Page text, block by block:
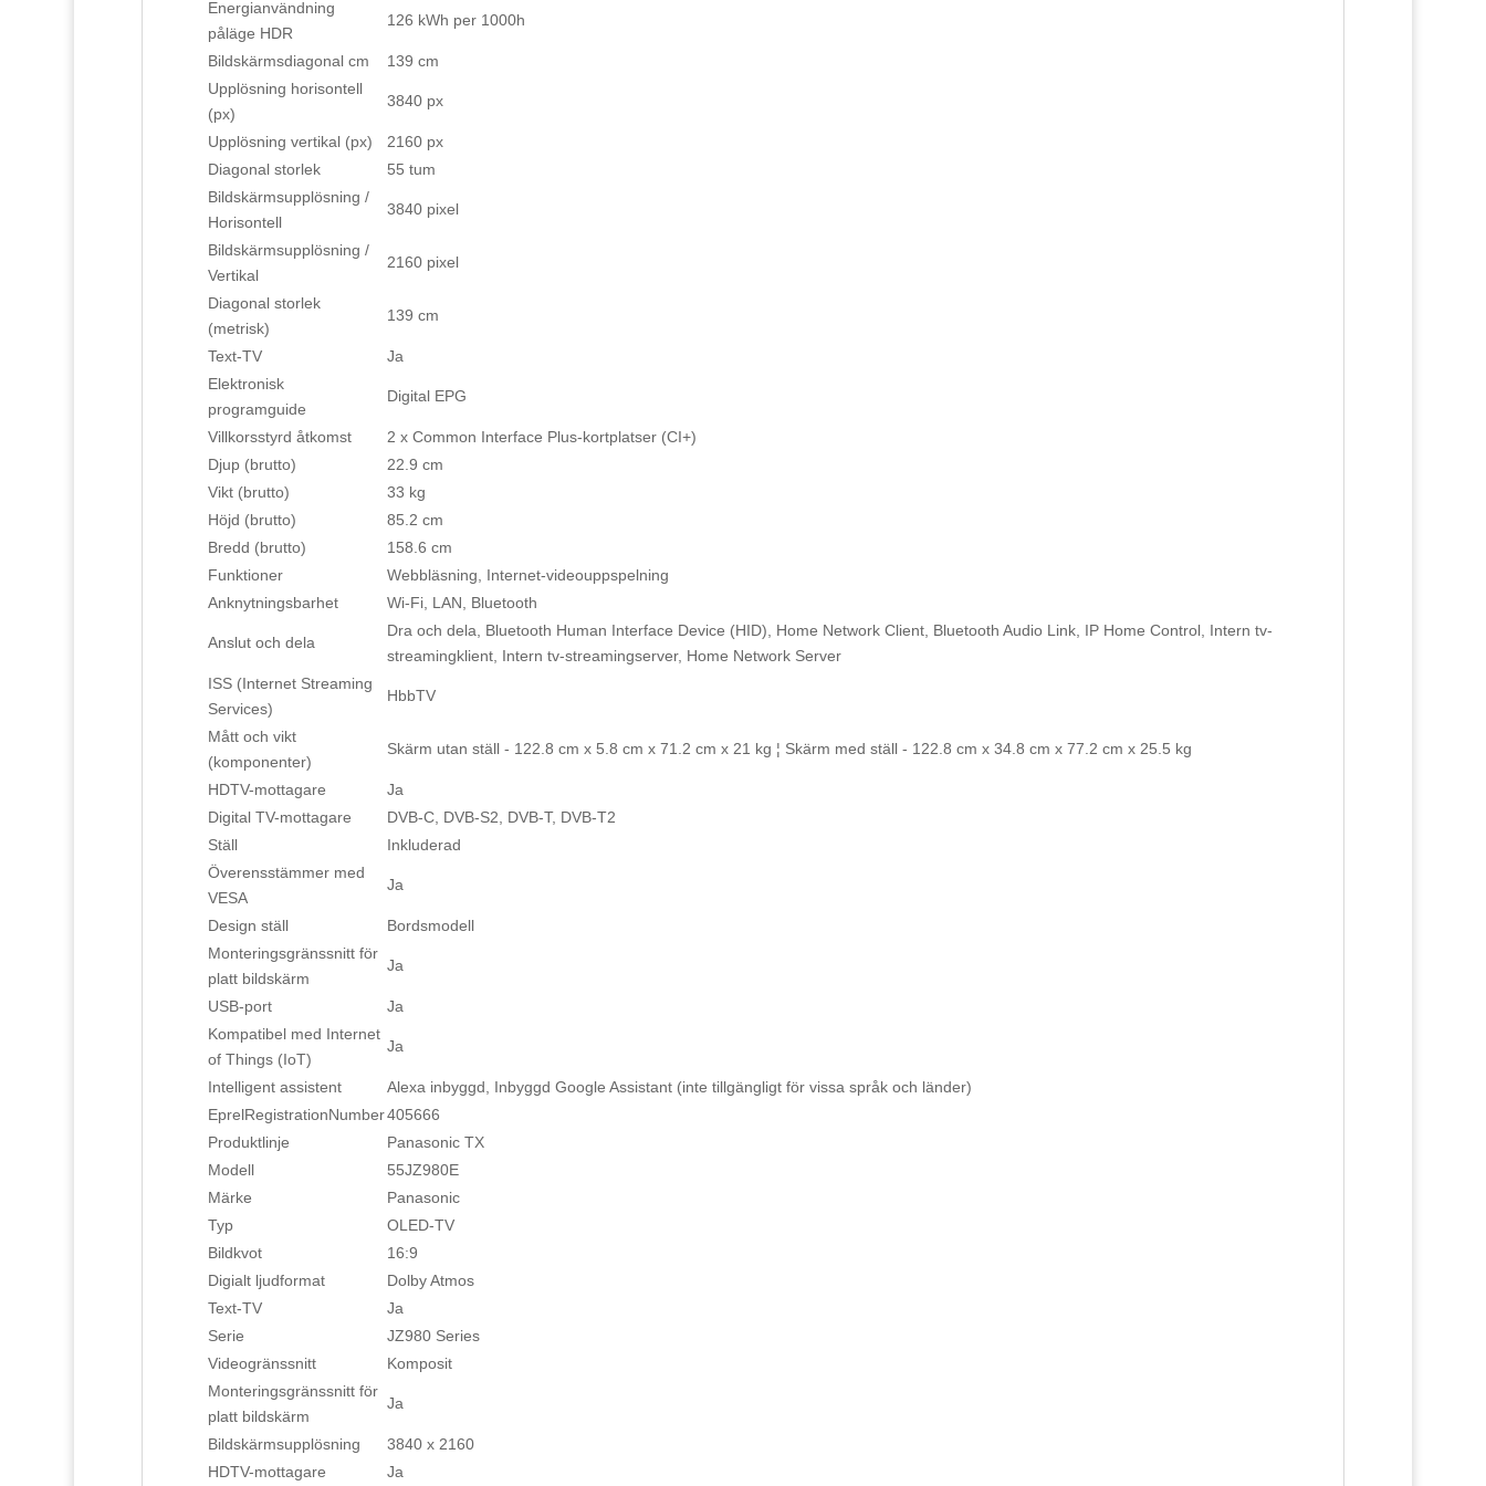
Energianvändning
påläge HDR
126 kWh per 1000h
Bildskärmsdiagonal cm
139 cm
Upplösning horisontell
(px)
3840 px
Upplösning vertikal (px)
2160 px
Diagonal storlek
55 tum
Bildskärmsupplösning /
Horisontell
3840 pixel
Bildskärmsupplösning /
Vertikal
2160 pixel
Diagonal storlek
(metrisk)
139 cm
Text-TV
Ja
Elektronisk
programguide
Digital EPG
Villkorsstyrd åtkomst
2 x Common Interface Plus-kortplatser (CI+)
Djup (brutto)
22.9 cm
Vikt (brutto)
33 kg
Höjd (brutto)
85.2 cm
Bredd (brutto)
158.6 cm
Funktioner
Webbläsning, Internet-videouppspelning
Anknytningsbarhet
Wi-Fi, LAN, Bluetooth
Anslut och dela
Dra och dela, Bluetooth Human Interface Device (HID), Home Network Client, Bluetooth Audio Link, IP Home Control, Intern tv-
streamingklient, Intern tv-streamingserver, Home Network Server
ISS (Internet Streaming
Services)
HbbTV
Mått och vikt
(komponenter)
Skärm utan ställ - 122.8 cm x 5.8 cm x 71.2 cm x 21 kg ¦ Skärm med ställ - 122.8 cm x 34.8 cm x 77.2 cm x 25.5 kg
HDTV-mottagare
Ja
Digital TV-mottagare
DVB-C, DVB-S2, DVB-T, DVB-T2
Ställ
Inkluderad
Överensstämmer med
VESA
Ja
Design ställ
Bordsmodell
Monteringsgränssnitt för
platt bildskärm
Ja
USB-port
Ja
Kompatibel med Internet
of Things (IoT)
Ja
Intelligent assistent
Alexa inbyggd, Inbyggd Google Assistant (inte tillgängligt för vissa språk och länder)
EprelRegistrationNumber405666
Produktlinje
Panasonic TX
Modell
55JZ980E
Märke
Panasonic
Typ
OLED-TV
Bildkvot
16:9
Digialt ljudformat
Dolby Atmos
Text-TV
Ja
Serie
JZ980 Series
Videogränssnitt
Komposit
Monteringsgränssnitt för
platt bildskärm
Ja
Bildskärmsupplösning
3840 x 2160
HDTV-mottagare
Ja